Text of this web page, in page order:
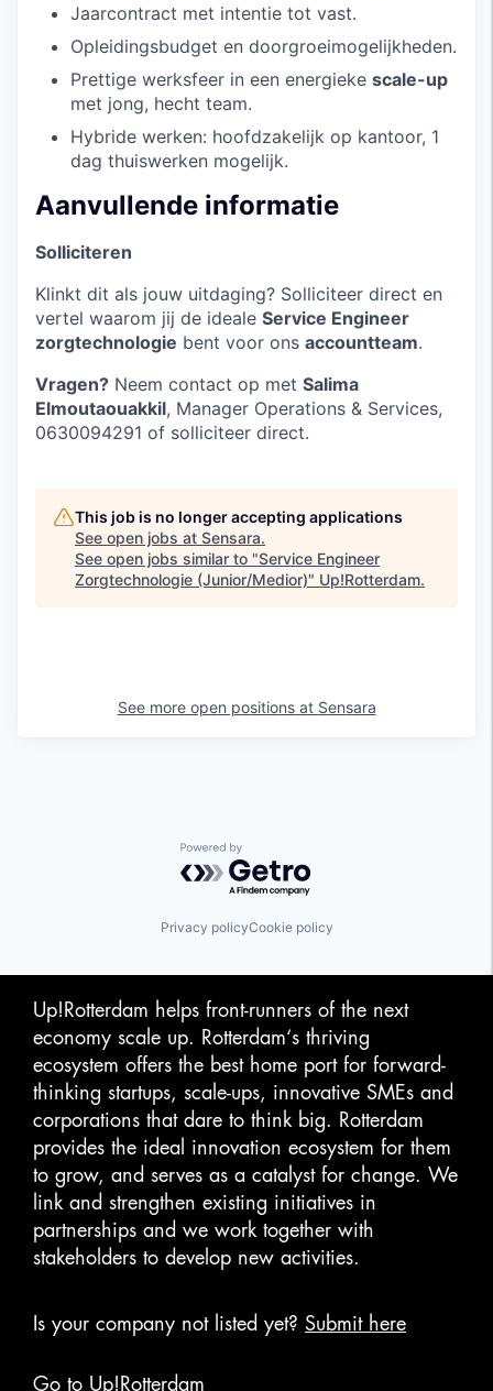
Jaarcontract met intentie tot vast.
Opleidingsbudget en doorgroeimogelijkheden.
Prettige werksfeer in een energieke scale-up
met jong, hecht team.
Hybride werken: hoofdzakelijk op kantoor, 1
dag thuiswerken mogelijk.
Aanvullende informatie
Solliciteren
Klinkt dit als jouw uitdaging? Solliciteer direct en
vertel waarom jij de ideale Service Engineer
zorgtechnologie bent voor ons accountteam.
Vragen? Neem contact op met Salima
Elmoutaouakkil, Manager Operations & Services,
0630094291 of solliciteer direct.
This job is no longer accepting applications
See open jobs at Sensara.
See open jobs similar to "Service Engineer
Zorgtechnologie (Junior/Medior)" Up!Rotterdam.
See more open positions at Sensara
Powered by Getro.com
Privacy policyCookie policy
Up!Rotterdam helps front-runners of the next
economy scale up. Rotterdam‘s thriving
ecosystem offers the best home port for forward-
thinking startups, scale-ups, innovative SMEs and
corporations that dare to think big. Rotterdam
provides the ideal innovation ecosystem for them
to grow, and serves as a catalyst for change. We
link and strengthen existing initiatives in
partnerships and we work together with
stakeholders to develop new activities.
Is your company not listed yet? Submit here
Go to Up!Rotterdam